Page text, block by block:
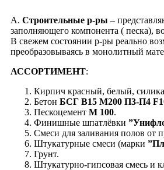
А. Строительные р-ры –
заполняющего компонента ( песка),
В свежем состоянии р-ры реально
преобразовываясь в монолитный
АССОРТИМЕНТ:
Кирпич красный, белый,
Бетон БСГ В15 М200 П3-П4
Пескоцемент М 100.
Финишные шпатлёвки
Смеси для заливания полов от
Штукатурные смеси (марки
Грунт.
Штукатурно-гипсовая смесь и